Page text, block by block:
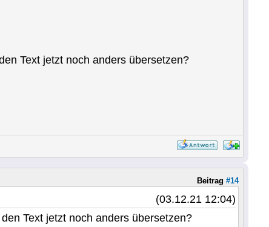
Text jetzt noch anders übersetzen?
Beitrag #14
(03.12.21 12:04)
Text jetzt noch anders übersetzen?